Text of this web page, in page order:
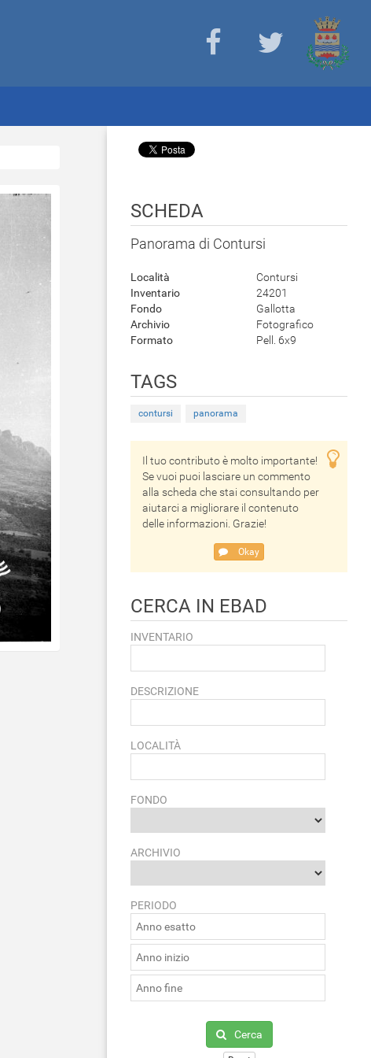
SCHEDA
Panorama di Contursi
Località
Contursi
Inventario
24201
Fondo
Gallotta
Archivio
Fotografico
Formato
Pell. 6x9
TAGS
contursi panorama
Il tuo contributo è molto importante!
Se vuoi puoi lasciare un commento
alla scheda che stai consultando per
aiutarci a migliorare il contenuto
delle informazioni. Grazie!
Okay
CERCA IN EBAD
INVENTARIO
DESCRIZIONE
LOCALITÀ
FONDO
ARCHIVIO
PERIODO
Cerca